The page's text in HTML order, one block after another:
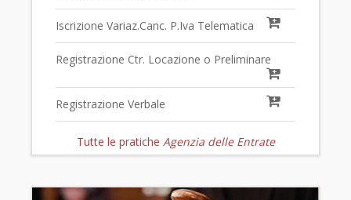
Iscrizione Variaz.Canc. P.Iva Telematica
Registrazione Ctr. Locazione o Preliminare
Registrazione Verbale
Tutte le pratiche Agenzia delle Entrate